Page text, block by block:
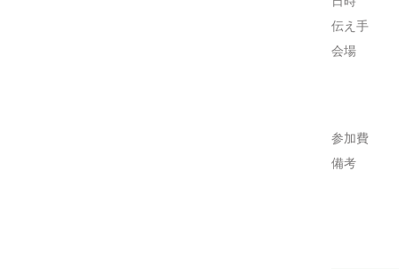
伝え手
会場
参加費
備考